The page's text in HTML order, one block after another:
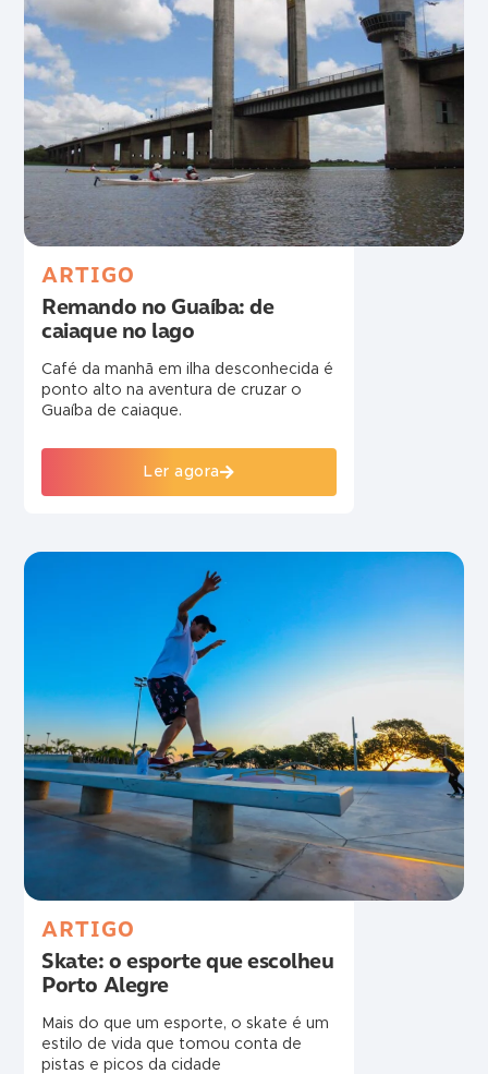
ARTIGO
Remando no Guaíba: de
caiaque no lago
Café da manhã em ilha desconhecida é
ponto alto na aventura de cruzar o
Guaíba de caiaque.
Ler agora
ARTIGO
Skate: o esporte que escolheu
Porto Alegre
Mais do que um esporte, o skate é um
estilo de vida que tomou conta de
pistas e picos da cidade